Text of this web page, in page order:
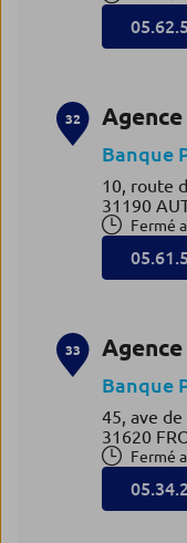
32 Agence
Banque
10, route
31190
Fermé
33
Banque
45, ave de
31620
Fermé